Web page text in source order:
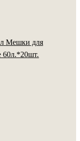
Мешки для
60л.*20шт.